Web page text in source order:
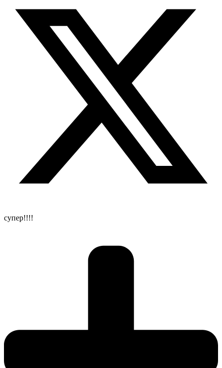
супер!!!!